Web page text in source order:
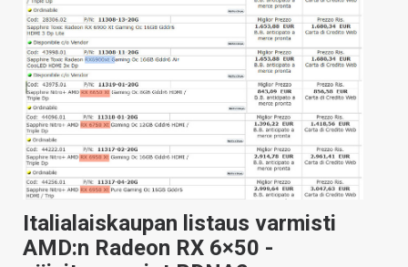
Italialaiskaupan listaus varmisti
AMD:n Radeon RX 6×50 -